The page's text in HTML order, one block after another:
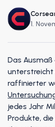
1.
Das
unterstreicht
raffinierter
jedes Jahr
Produkte,